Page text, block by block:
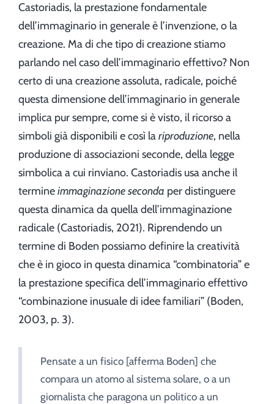
Castoriadis, la prestazione fondamentale
dell’immaginario in generale è l’invenzione, o la
creazione. Ma di che tipo di creazione stiamo
parlando nel caso dell’immaginario effettivo? Non
certo di una creazione assoluta, radicale, poiché
questa dimensione dell’immaginario in generale
implica pur sempre, come si è visto, il ricorso a
simboli già disponibili e così lariproduzione, nella
produzione di associazioni seconde, della legge
simbolica a cui rinviano. Castoriadis usa anche il
termineimmaginazione seconda per distinguere
questa dinamica da quella dell’immaginazione
radicale (Castoriadis, 2021). Riprendendo un
termine di Boden possiamo definire la creatività
che è in gioco in questa dinamica “combinatoria” e
la prestazione specifica dell’immaginario effettivo
“combinazione inusuale di idee familiari” (Boden,
2003, p. 3).
Pensate a un fisico [afferma Boden] che
compara un atomo al sistema solare, o a un
giornalista che paragona un politico a un